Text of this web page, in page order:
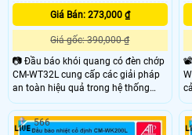
Giá Bán: 273,000 ₫
Giá gốc: 390,000 ₫
📷 Đầu báo khói quang có đèn chớp
CM-WT32L cung cấp các giải pháp
an toàn hiệu quả trong hệ thống
phòng cháy chữa cháy, giúp phát
hiện sớm dấu hiệu cháy do khói.
Đầu báo với thời gian báo nhanh
📽
566